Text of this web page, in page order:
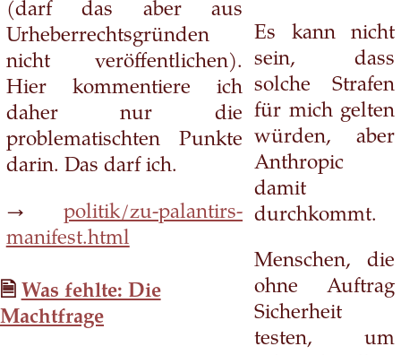
(darf das aber aus
Urheberrechtsgründen
nicht veröffentlichen).
Hier kommentiere ich
daher nur die
problematischten Punkte
darin. Das darf ich.
→politik/zu-palantirs-
manifest.html
Was fehlte: Die
Machtfrage
Es kann nicht
sein, dass
solche Strafen
für mich gelten
würden, aber
Anthropic
damit
durchkommt.
Menschen, die
ohne Auftrag
Sicherheit
testen, um